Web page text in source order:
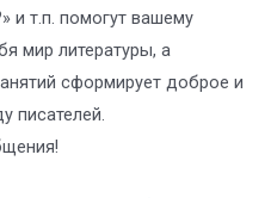
т.п. помогут вашему
мир литературы, а
сформирует доброе и
писателей.